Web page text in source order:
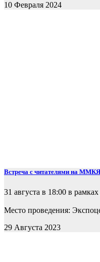
10 Февраля 2024
Встреча с читателями на
31 августа в 18:00 в рамках
Место проведения:
29 Августа 2023